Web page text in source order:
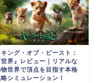
キング・オブ・ビースト：
界』レビュー｜リアルな
世界で頂点を目指す本格
シミュレーション！